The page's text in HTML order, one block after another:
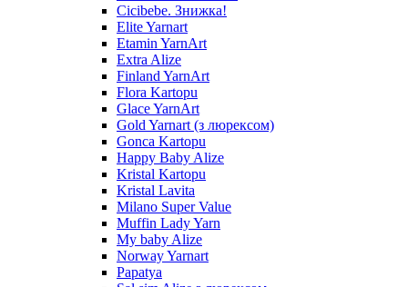
Cicibebe. Знижка!
Elite Yarnart
Etamin YarnArt
Extra Alize
Finland YarnArt
Flora Kartopu
Glace YarnArt
Gold Yarnart (з люрексом)
Gonca Kartopu
Happy Baby Alize
Kristal Kartopu
Kristal Lavita
Milano Super Value
Muffin Lady Yarn
My baby Alize
Norway Yarnart
Papatya